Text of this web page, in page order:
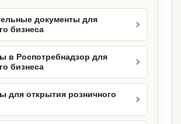
документы для
бизнеса
в Роспотребнадзор для
бизнеса
для открытия розничного